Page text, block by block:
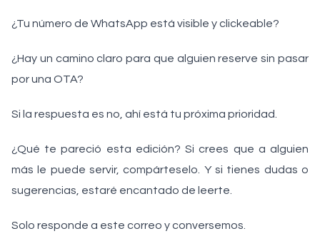
¿Tu número de WhatsApp está visible y clickeable?
¿Hay un camino claro para que alguien reserve sin pasar
por una OTA?
Si la respuesta es no, ahí está tu próxima prioridad.
¿Qué te pareció esta edición? Si crees que a alguien
más le puede servir, compárteselo. Y si tienes dudas o
sugerencias, estaré encantado de leerte.
Solo responde a este correo y conversemos.